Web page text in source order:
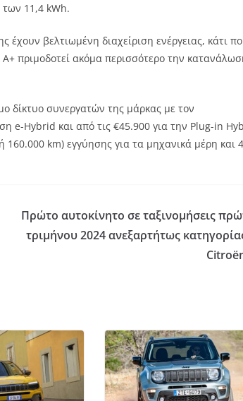
των 11,4 kWh.
βελτιωμένη διαχείριση ενέργειας, κάτι
πριμοδοτεί ακόμα περισσότερο την
δίκτυο συνεργατών της μάρκας με τον
e-Hybrid και από τις €45.900 για την Plug-in
km) εγγύησης για τα μηχανικά μέρη και 4
Πρώτο αυτοκίνητο σε ταξινομήσεις
τριμήνου 2024 ανεξαρτήτως